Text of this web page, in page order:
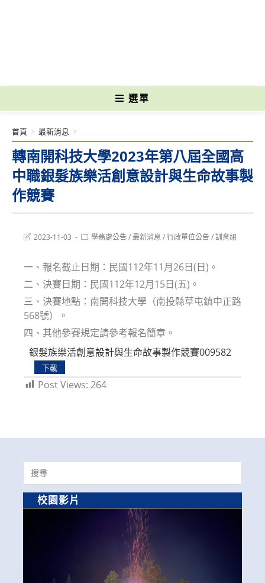
選單
轉南開科技大學2023年第八屆全國高
中職銀髮族樂活創意設計與生命故事製
作競賽
首頁 > 最新消息 >
Post2023-11-03
Post學務處公告/最新消息 /行政單位公告/訓育組
一、報名截止日期：民國112年11月26日(日)。
二、決賽日期：民國112年12月15日(五)。
三、決賽地點：南開科技大學（南投縣草屯鎮中正路
568號）。
四、其他參賽規定請參考報名簡章。
銀髮族樂活創意設計與生命故事製作競賽009582
下載
Post Views: 264
Search
for:
校園影片